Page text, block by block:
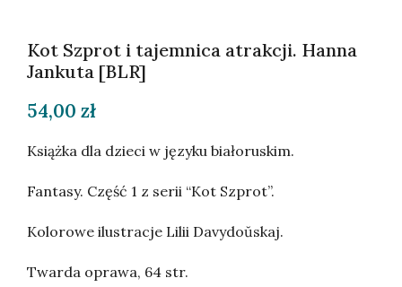
Kot Szprot i tajemnica atrakcji. Hanna
Jankuta [BLR]
54,00 zł
Książka dla dzieci w języku białoruskim.
Fantasy. Część 1 z serii “Kot Szprot”.
Kolorowe ilustracje Lilii Davydoŭskaj.
Twarda oprawa, 64 str.